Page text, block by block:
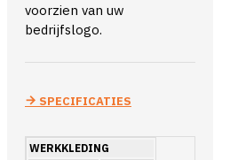
voorzien van uw
bedrijfslogo.
SPECIFICATIES
WERKKLEDING